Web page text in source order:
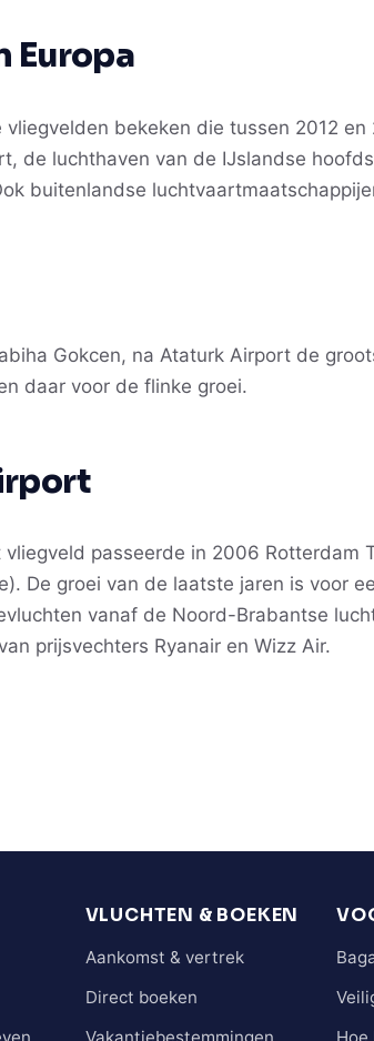
Europa
bekeken die tussen 2012
de luchthaven van de IJslandse
buitenlandse
Gokcen, na Ataturk Airport de
daar voor de flinke groei.
passeerde in 2006 Rotterdam
De groei van de laatste jaren is voor
vanaf de Noord-Brabantse
prijsvechters Ryanair en Wizz Air.
VLUCHTEN & BOEKEN
Aankomst & vertrek
Direct boeken